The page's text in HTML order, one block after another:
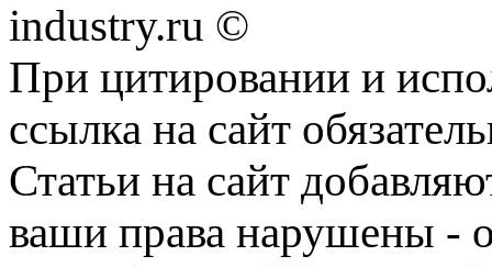
industry.ru ©
При цитировании и
ссылка на сайт
Статьи на сайт
ваши права нарушены -